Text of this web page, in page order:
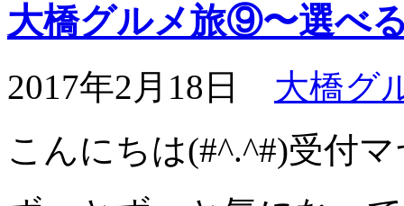
大橋グルメ旅⑨〜選べ
2017年2月18日 大橋グ
こんにちは(#^.^#)受付